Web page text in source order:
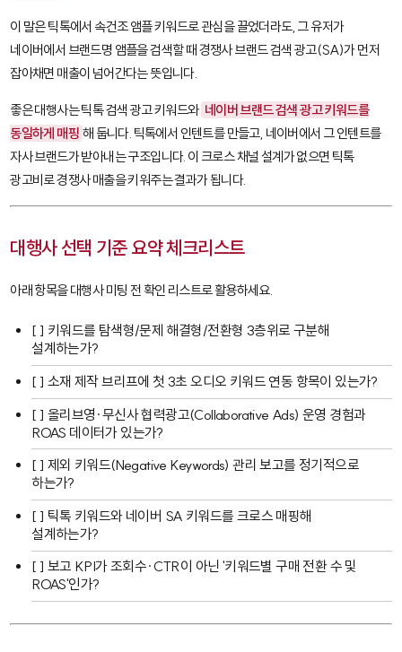
이 말은 틱톡에서 속건조 앰플키워드로 관심을 끌었더라도, 그 유저가
네이버에서 브랜드명 앰플을 검색할 때 경쟁사 브랜드 검색 광고(SA)가 먼저
잡아채면 매출이 넘어간다는 뜻입니다.
좋은 대행사는 틱톡 검색 광고 키워드와 네이버 브랜드 검색 광고 키워드를
동일하게 매핑 해 둡니다. 틱톡에서 인텐트를 만들고, 네이버에서 그 인텐트를
자사 브랜드가 받아내는 구조입니다. 이 크로스 채널 설계가 없으면 틱톡
광고비로 경쟁사 매출을 키워주는 결과가 됩니다.
대행사 선택 기준 요약 체크리스트
아래 항목을 대행사 미팅 전 확인 리스트로 활용하세요.
[ ] 키워드를 탐색형/문제 해결형/전환형 3층위로 구분해
설계하는가?
[ ] 소재 제작 브리프에 첫 3초 오디오 키워드 연동 항목이 있는가?
[ ] 올리브영·무신사 협력광고(Collaborative Ads) 운영 경험과
ROAS 데이터가 있는가?
[ ] 제외 키워드(Negative Keywords) 관리 보고를 정기적으로
하는가?
[ ] 틱톡 키워드와 네이버 SA 키워드를 크로스 매핑해
설계하는가?
[ ] 보고 KPI가 조회수·CTR이 아닌 '키워드별 구매 전환 수 및
ROAS'인가?